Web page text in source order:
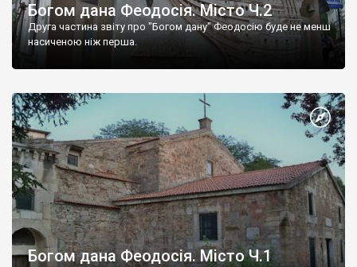
Богом дана Феодосія. Місто Ч.2
Друга частина звіту про "Богом дану" Феодосію буде не менш
насиченою ніж перша.
Богом дана Феодосія. Місто Ч.1